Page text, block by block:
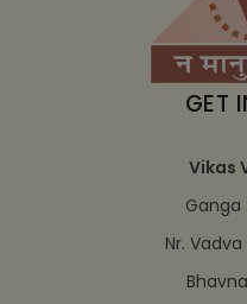
GET
Vikas
Ganga
Nr.